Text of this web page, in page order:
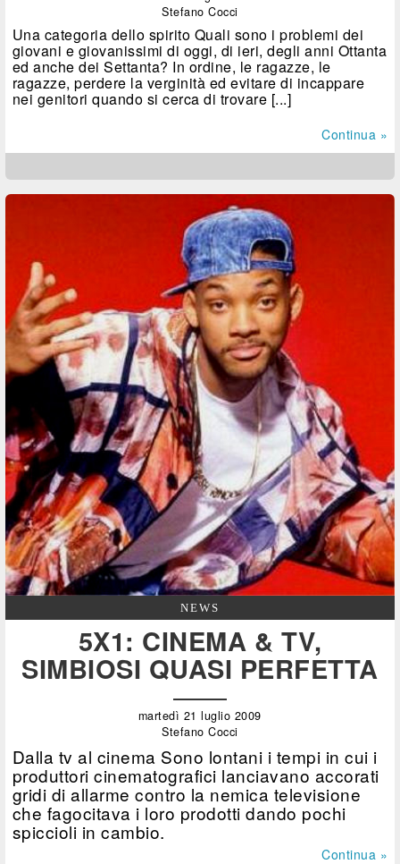
Stefano Cocci
Una categoria dello spirito Quali sono i problemi dei
giovani e giovanissimi di oggi, di ieri, degli anni Ottanta
ed anche dei Settanta? In ordine, le ragazze, le
ragazze, perdere la verginità ed evitare di incappare
nei genitori quando si cerca di trovare [...]
Continua »
NEWS
5X1: CINEMA & TV,
SIMBIOSI QUASI PERFETTA
martedì 21 luglio 2009
Stefano Cocci
Dalla tv al cinema Sono lontani i tempi in cui i
produttori cinematografici lanciavano accorati
gridi di allarme contro la nemica televisione
che fagocitava i loro prodotti dando pochi
spiccioli in cambio.
Continua »